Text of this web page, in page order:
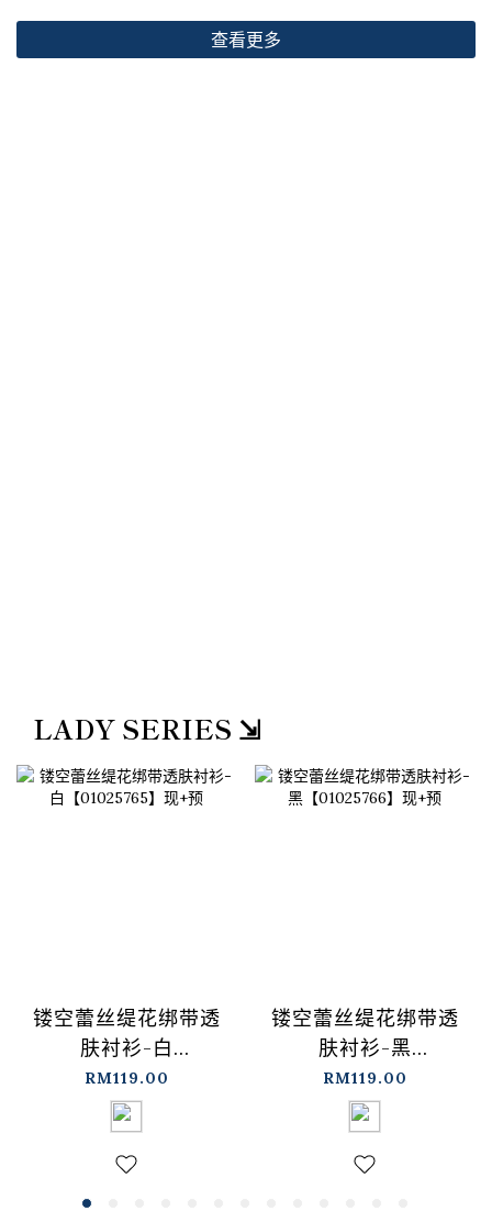
查看更多
LADY SERIES ⇲
镂空蕾丝缇花绑带透
肤衬衫-白
【01025765】现+预
RM119.00
镂空蕾丝缇花绑带透
肤衬衫-黑
【01025766】现+预
RM119.00